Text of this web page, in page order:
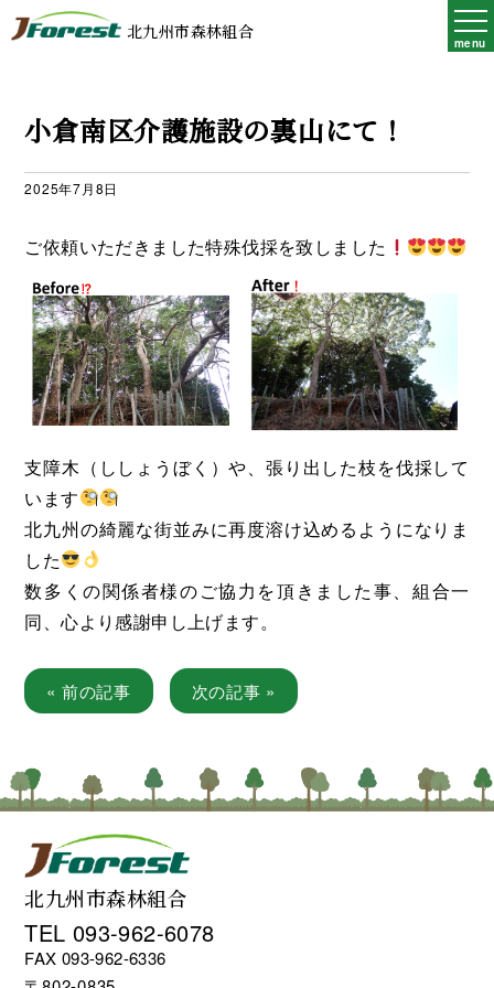
北九州市森林組合
menu
小倉南区介護施設の裏山にて！
2025年7月8日
ご依頼いただきました特殊伐採を致しました
支障木（ししょうぼく）や、張り出した枝を伐採して
います
北九州の綺麗な街並みに再度溶け込めるようになりま
した
数多くの関係者様のご協力を頂きました事、組合一
同、心より感謝申し上げます。
« 前の記事 次の記事 »
北九州市森林組合
TEL 093-962-6078
FAX 093-962-6336